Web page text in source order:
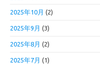
2025年10月 (2)
2025年9月 (3)
2025年8月 (2)
2025年7月 (1)